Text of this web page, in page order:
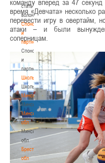
стать
волонтером
Спонсоры
и
партнеры
Спонсоры
и
партнеры
Школы
Школы
Минск
Минск
Минская
обл
Минская
обл
Брестская
обл
команду вперед за 47
время «Девчата» несколько
перевести игру в овертайм,
атаки – и были
соперницам.